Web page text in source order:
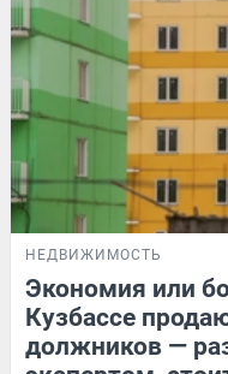
НЕДВИЖИМОСТЬ
Экономия или
Кузбассе
должников —